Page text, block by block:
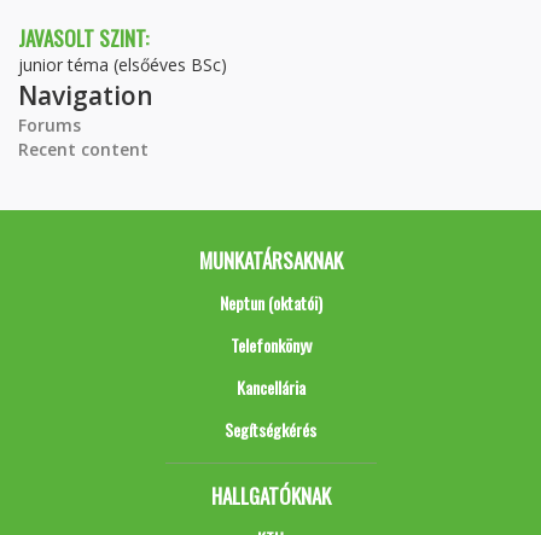
JAVASOLT SZINT:
junior téma (elsőéves BSc)
Navigation
Forums
Recent content
MUNKATÁRSAKNAK
Neptun (oktatói)
Telefonkönyv
Kancellária
Segítségkérés
HALLGATÓKNAK